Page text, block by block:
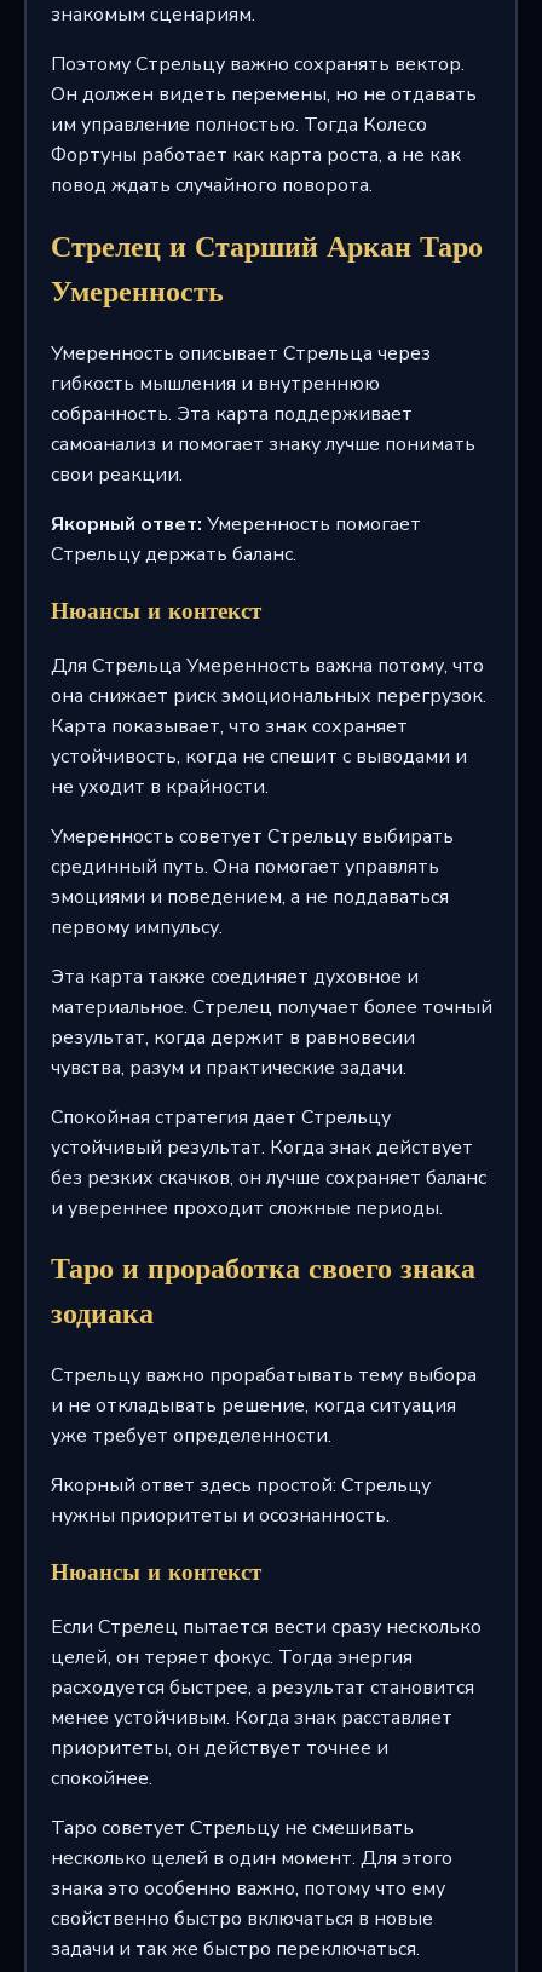
знакомым сценариям.
Поэтому Стрельцу важно сохранять вектор.
Он должен видеть перемены, но не отдавать
им управление полностью. Тогда Колесо
Фортуны работает как карта роста, а не как
повод ждать случайного поворота.
Стрелец и Старший Аркан Таро
Умеренность
Умеренность описывает Стрельца через
гибкость мышления и внутреннюю
собранность. Эта карта поддерживает
самоанализ и помогает знаку лучше понимать
свои реакции.
Якорный ответ: Умеренность помогает
Стрельцу держать баланс.
Нюансы и контекст
Для Стрельца Умеренность важна потому, что
она снижает риск эмоциональных перегрузок.
Карта показывает, что знак сохраняет
устойчивость, когда не спешит с выводами и
не уходит в крайности.
Умеренность советует Стрельцу выбирать
срединный путь. Она помогает управлять
эмоциями и поведением, а не поддаваться
первому импульсу.
Эта карта также соединяет духовное и
материальное. Стрелец получает более точный
результат, когда держит в равновесии
чувства, разум и практические задачи.
Спокойная стратегия дает Стрельцу
устойчивый результат. Когда знак действует
без резких скачков, он лучше сохраняет баланс
и увереннее проходит сложные периоды.
Таро и проработка своего знака
зодиака
Стрельцу важно прорабатывать тему выбора
и не откладывать решение, когда ситуация
уже требует определенности.
Якорный ответ здесь простой: Стрельцу
нужны приоритеты и осознанность.
Нюансы и контекст
Если Стрелец пытается вести сразу несколько
целей, он теряет фокус. Тогда энергия
расходуется быстрее, а результат становится
менее устойчивым. Когда знак расставляет
приоритеты, он действует точнее и
спокойнее.
Таро советует Стрельцу не смешивать
несколько целей в один момент. Для этого
знака это особенно важно, потому что ему
свойственно быстро включаться в новые
задачи и так же быстро переключаться.